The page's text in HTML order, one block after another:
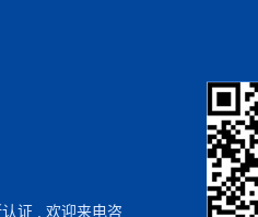
证 , 欢迎来电咨